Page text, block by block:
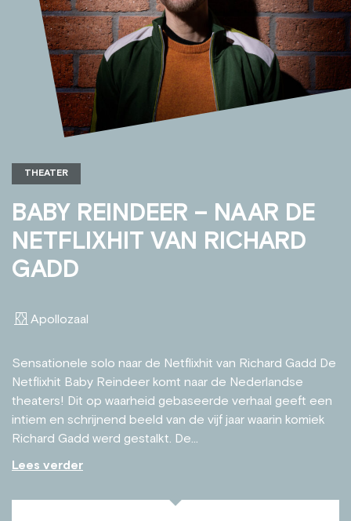
THEATER
BABY REINDEER – NAAR DE
NETFLIXHIT VAN RICHARD
GADD
Apollozaal
Sensationele solo naar de Netflixhit van Richard Gadd De
Netflixhit Baby Reindeer komt naar de Nederlandse
theaters! Dit op waarheid gebaseerde verhaal geeft een
intiem en schrijnend beeld van de vijf jaar waarin komiek
Richard Gadd werd gestalkt. De...
Lees verder